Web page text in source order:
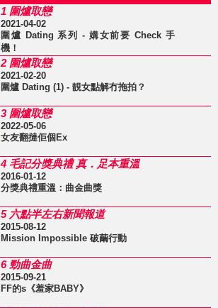
1 圍爐取戀
2021-04-02
圍爐 Dating 系列 - 媾女前要 Check 手
機！
2 圍爐取戀
2021-02-20
圍爐 Dating (1) - 靚女點解冇拖拍？
3 圍爐取戀
2022-05-06
女友翻撻佢個Ex
4 毛記分獎典禮 真．足本重溫
2016-01-12
分獎典禮重溫：曲金曲獎
5 六點半左右新聞報道
2015-08-12
Mission Impossible 破繭行動
6 勁曲金曲
2015-09-21
FF的s《羞家BABY》